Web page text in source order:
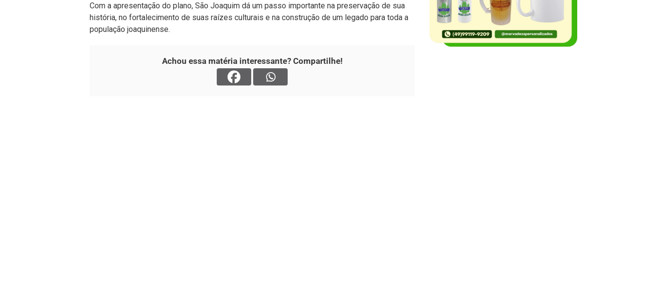
Com a apresentação do plano, São Joaquim dá um passo importante na preservação de sua
história, no fortalecimento de suas raízes culturais e na construção de um legado para toda a
população joaquinense.
Achou essa matéria interessante? Compartilhe!